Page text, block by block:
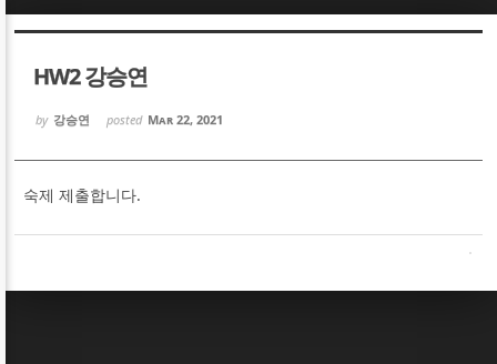
HW2 강승연
by 강승연 posted Mar 22, 2021
숙제 제출합니다.
Sketchbook5, 스케치북5
Sketchbook5, 스케치북5
Sketchbook5, 스케치북5
Sketchbook5, 스케치북5